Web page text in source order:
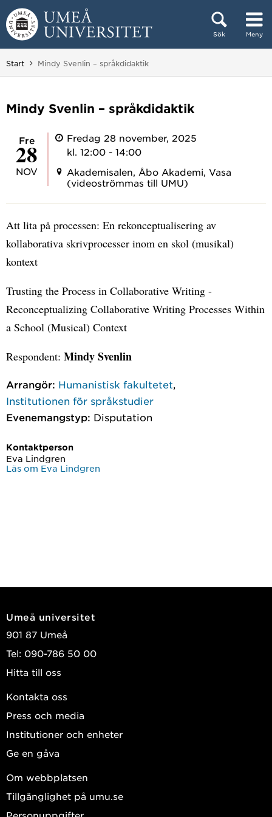
Hoppa direkt till innehållet
Sök Meny
Huvudmenyn dold.
Start Du är här:
Mindy Svenlin – språkdidaktik
Mindy Svenlin – språkdidaktik
fre
28
NOV
Fredag 28 november, 2025
kl. 12:00 - 14:00
Akademisalen, Åbo Akademi, Vasa
(videoströmmas till UMU)
Att lita på processen: En rekonceptualisering av
kollaborativa skrivprocesser inom en skol (musikal)
kontext
Trusting the Process in Collaborative Writing -
Reconceptualizing Collaborative Writing Processes Within
a School (Musical) Context
Respondent: Mindy Svenlin
Arrangör: Humanistisk fakultetet
Institutionen för språkstudier
Evenemangstyp: Disputation
Kontaktperson
Eva Lindgren
Läs om Eva Lindgren
Umeå universitet
901 87 Umeå
Tel: 090-786 50 00
Hitta till oss
Kontakta oss
Press och media
Institutioner och enheter
Ge en gåva
Om webbplatsen
Tillgänglighet på umu.se